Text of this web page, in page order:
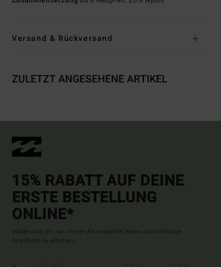
Versand & Rückversand
ZULETZT ANGESEHENE ARTIKEL
15% RABATT AUF DEINE
ERSTE BESTELLUNG
ONLINE*
Melde dich an, um immer die neuesten News und exklusive
Angebote zu erhalten.